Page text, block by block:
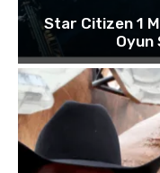
Star Citizen 1
Oyun